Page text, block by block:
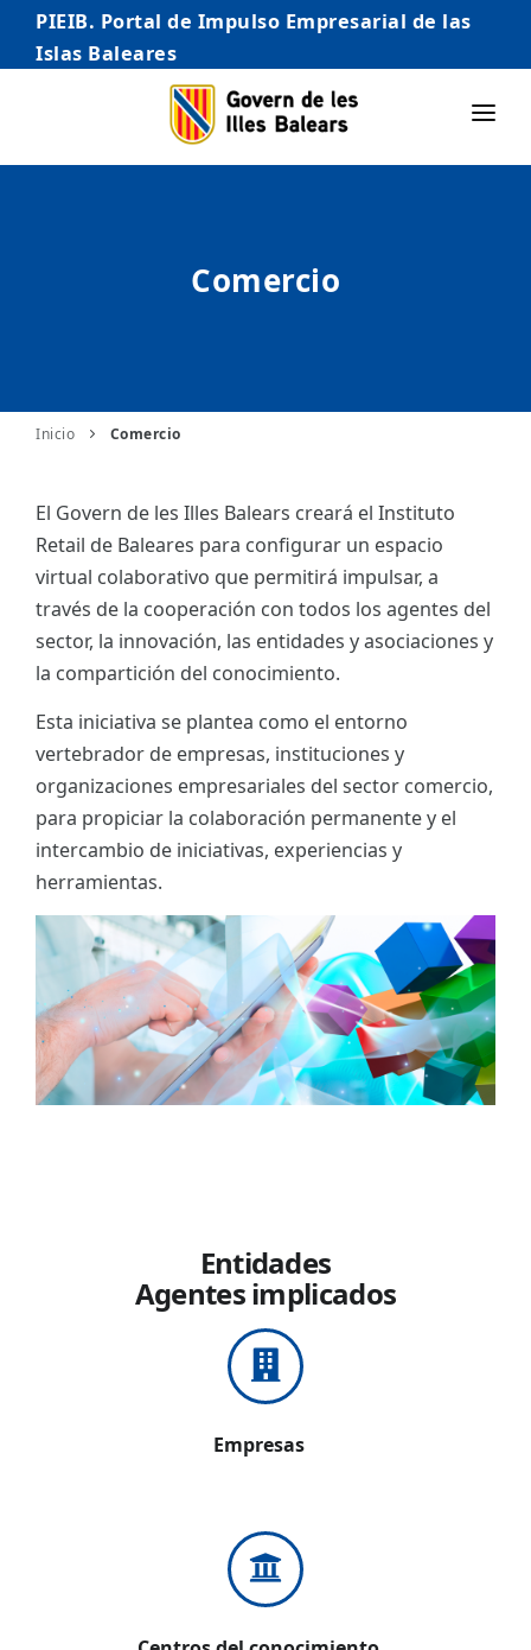
PIEIB. Portal de Impulso Empresarial de las
Islas Baleares
INICIO
AUTÓNOMO/AUTÓNOMA
INTERNACIONALIZACIÓN
ES
Comercio
Inicio Comercio
El Govern de les Illes Balears creará el Instituto
Retail de Baleares para configurar un espacio
virtual colaborativo que permitirá impulsar, a
través de la cooperación con todos los agentes del
sector, la innovación, las entidades y asociaciones y
la compartición del conocimiento.
Esta iniciativa se plantea como el entorno
vertebrador de empresas, instituciones y
organizaciones empresariales del sector comercio,
para propiciar la colaboración permanente y el
intercambio de iniciativas, experiencias y
herramientas.
Entidades
Agentes implicados
Empresas